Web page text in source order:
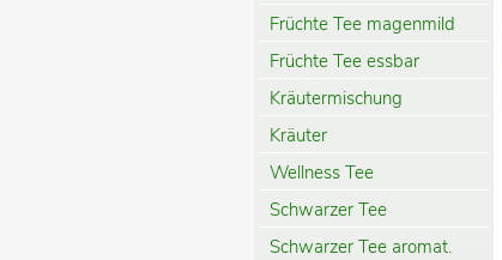
Früchte Tee magenmild
Früchte Tee essbar
Kräutermischung
Kräuter
Wellness Tee
Schwarzer Tee
Schwarzer Tee aromat.